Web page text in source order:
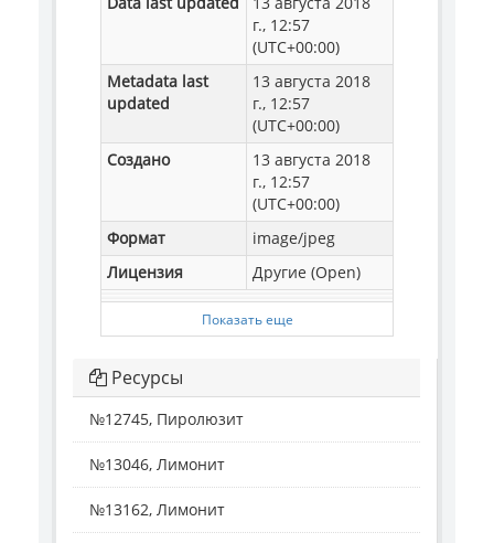
г., 12:57
(UTC+00:00)
Metadata last
updated
13 августа 2018
г., 12:57
(UTC+00:00)
Создано
13 августа 2018
г., 12:57
(UTC+00:00)
Формат
image/jpeg
Лицензия
Другие (Open)
Показать еще
Ресурсы
№12745, Пиролюзит
№13046, Лимонит
№13162, Лимонит